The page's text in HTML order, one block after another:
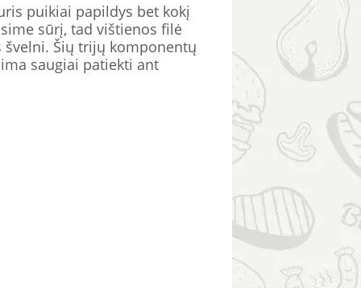
puikiai papildys bet kokį
sūrį, tad vištienos filė
Šių trijų komponentų
saugiai patiekti ant